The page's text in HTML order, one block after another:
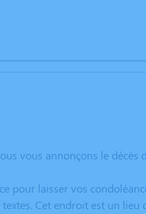
vous annonçons le
pour laisser vos
Cet endroit est un